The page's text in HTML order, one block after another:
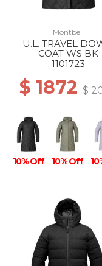
Montbell
U.L. TRAVEL
COAT WS BK
1101723
$ 1872$
10% Off 10% Off